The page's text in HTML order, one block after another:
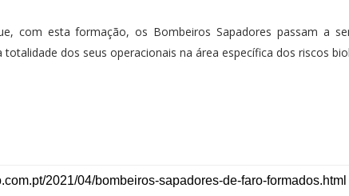
com esta formação, os Bombeiros Sapadores passam a
dos seus operacionais na área específica dos riscos